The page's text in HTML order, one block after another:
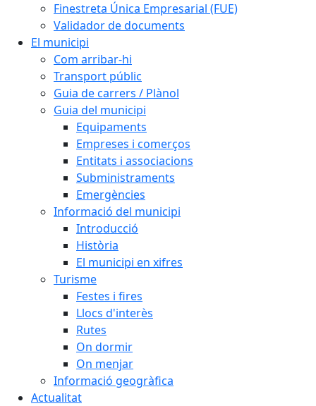
Finestreta Única Empresarial (FUE)
Validador de documents
El municipi
Com arribar-hi
Transport públic
Guia de carrers / Plànol
Guia del municipi
Equipaments
Empreses i comerços
Entitats i associacions
Subministraments
Emergències
Informació del municipi
Introducció
Història
El municipi en xifres
Turisme
Festes i fires
Llocs d'interès
Rutes
On dormir
On menjar
Informació geogràfica
Actualitat